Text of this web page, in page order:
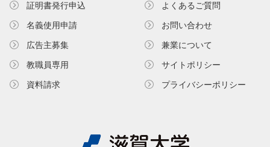
証明書発⾏申込
名義使⽤申請
広告主募集
教職員専⽤
資料請求
よくあるご質問
お問い合わせ
兼業について
サイトポリシー
プライバシーポリシー